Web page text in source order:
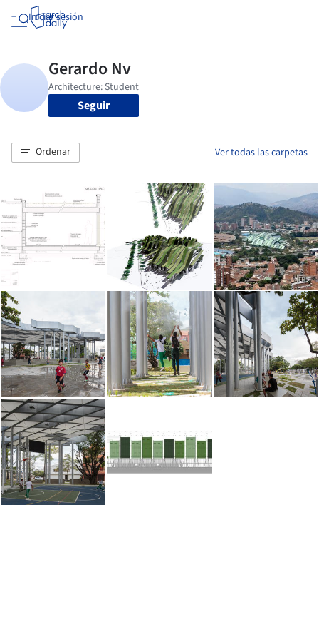
Iniciar sesión
Seguir
Ordenar Ver todas las carpetas